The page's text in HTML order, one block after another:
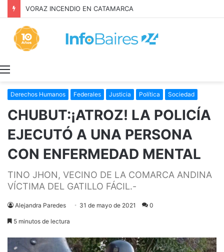
Inquilinos alertan por la Ley de Propiedad Privada
Derechos Humanos Federales Justicia Política Sociedad
CHUBUT:¡ATROZ! LA POLICÍA
EJECUTÓ A UNA PERSONA
CON ENFERMEDAD MENTAL
TINO JHON, VECINO DE LA COMARCA ANDINA
VÍCTIMA DEL GATILLO FÁCIL.-
Alejandra Paredes 31 de mayo de 2021 0
5 minutos de lectura